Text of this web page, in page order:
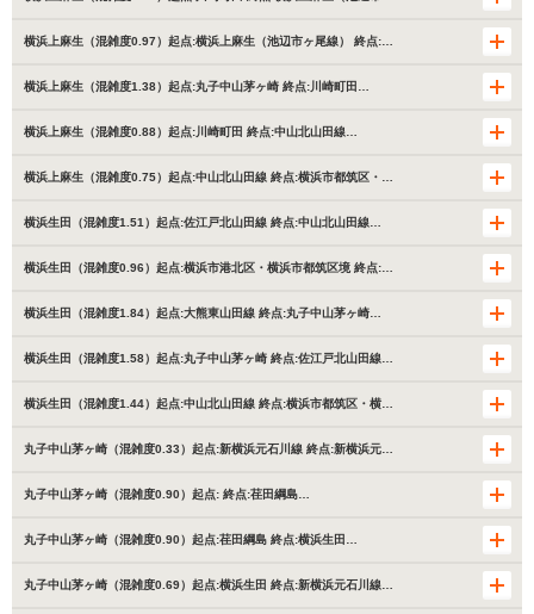
横浜上麻生（混雑度0.97）起点:横浜上麻生（池辺市ヶ尾線） 終点:…
横浜上麻生（混雑度1.38）起点:丸子中山茅ヶ崎 終点:川崎町田…
横浜上麻生（混雑度0.88）起点:川崎町田 終点:中山北山田線…
横浜上麻生（混雑度0.75）起点:中山北山田線 終点:横浜市都筑区・…
横浜生田（混雑度1.51）起点:佐江戸北山田線 終点:中山北山田線…
横浜生田（混雑度0.96）起点:横浜市港北区・横浜市都筑区境 終点:…
横浜生田（混雑度1.84）起点:大熊東山田線 終点:丸子中山茅ヶ崎…
横浜生田（混雑度1.58）起点:丸子中山茅ヶ崎 終点:佐江戸北山田線…
横浜生田（混雑度1.44）起点:中山北山田線 終点:横浜市都筑区・横…
丸子中山茅ヶ崎（混雑度0.33）起点:新横浜元石川線 終点:新横浜元…
丸子中山茅ヶ崎（混雑度0.90）起点: 終点:荏田綱島…
丸子中山茅ヶ崎（混雑度0.90）起点:荏田綱島 終点:横浜生田…
丸子中山茅ヶ崎（混雑度0.69）起点:横浜生田 終点:新横浜元石川線…